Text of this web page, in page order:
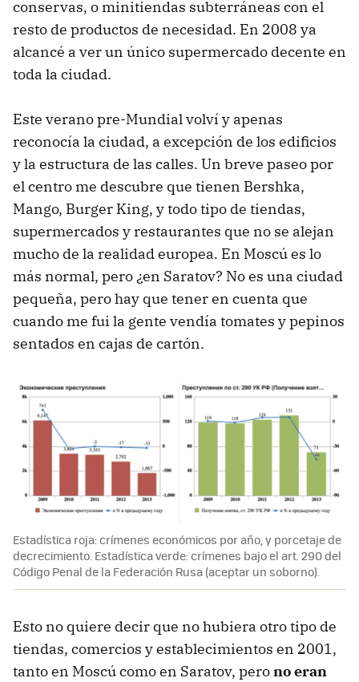
conservas, o minitiendas subterráneas con el
resto de productos de necesidad. En 2008 ya
alcancé a ver un único supermercado decente en
toda la ciudad.
Este verano pre-Mundial volví y apenas
reconocía la ciudad, a excepción de los edificios
y la estructura de las calles. Un breve paseo por
el centro me descubre que tienen Bershka,
Mango, Burger King, y todo tipo de tiendas,
supermercados y restaurantes que no se alejan
mucho de la realidad europea. En Moscú es lo
más normal, pero ¿en Saratov? No es una ciudad
pequeña, pero hay que tener en cuenta que
cuando me fui la gente vendía tomates y pepinos
sentados en cajas de cartón.
Estadística roja: crímenes económicos por año, y porcetaje de
decrecimiento. Estadística verde: crímenes bajo el art. 290 del
Código Penal de la Federación Rusa (aceptar un soborno).
Esto no quiere decir que no hubiera otro tipo de
tiendas, comercios y establecimientos en 2001,
tanto en Moscú como en Saratov, perono eran